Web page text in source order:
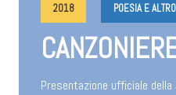
2018 POESIA E ALTRO
Presentazione ufficiale della